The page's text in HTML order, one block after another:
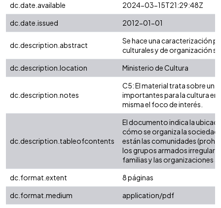
dc.date.available
2024-03-15T21:29:48Z
dc.date.issued
2012-01-01
dc.description.abstract
Se hace una caracterización
culturales y de organización
dc.description.location
Ministerio de Cultura
dc.description.notes
C5: El material trata sobre un
importantes para la cultura en
misma el foco de interés.
dc.description.tableofcontents
El documento indica la
cómo se organiza la
están las comunidades
los grupos armados
familias y las organizaciones
dc.format.extent
8 páginas
dc.format.medium
application/pdf